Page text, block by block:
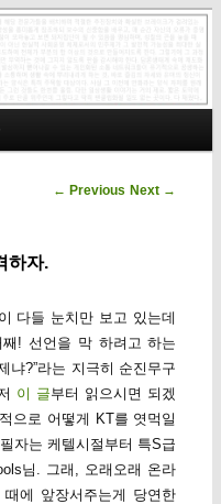
Post navigation
← Previous Next →
하자.
다들 눈치만 보고 있는데
! 선언을 막 하려고 하는
냐?”라는 지극히 순진무구
이 글부터 읽으시면 되겠
으로 어떻게 KT를 엿먹일
자는 케텔시절부터 특S급
님. 그래, 오래오래 온라
에 앞장서주는게 당연한